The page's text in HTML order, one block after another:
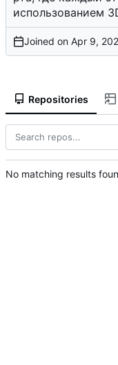
использованием
Joined on
Repositories
No matching results